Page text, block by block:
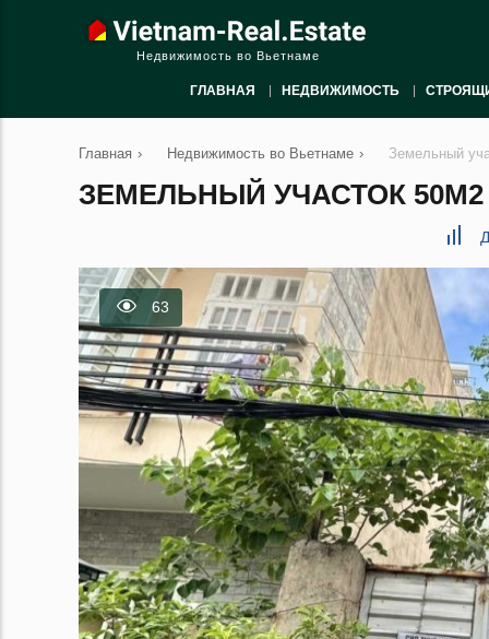
Недвижимость во Вьетнаме
ГЛАВНАЯ НЕДВИЖИМОСТЬ
Главная › Недвижимость во Вьетнаме › Земельный
ЗЕМЕЛЬНЫЙ УЧАСТОК
63